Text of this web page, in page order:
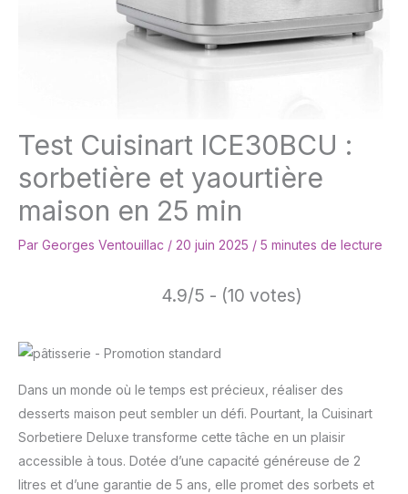
Test Cuisinart ICE30BCU :
sorbetière et yaourtière
maison en 25 min
Par Georges Ventouillac / 20 juin 2025 / 5 minutes de lecture
4.9/5 - (10 votes)
Dans un monde où le temps est précieux, réaliser des
desserts maison peut sembler un défi. Pourtant, la Cuisinart
Sorbetiere Deluxe transforme cette tâche en un plaisir
accessible à tous. Dotée d’une capacité généreuse de 2
litres et d’une garantie de 5 ans, elle promet des sorbets et